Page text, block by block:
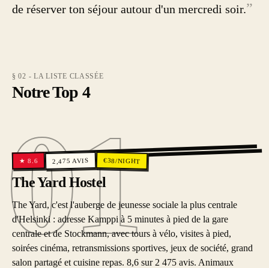
de réserver ton séjour autour d'un mercredi soir.”
§ 02 - LA LISTE CLASSÉE
Notre Top 4
01
01
★8.6 2,475 AVIS €38/NIGHT
The Yard Hostel
The Yard, c'est l'auberge de jeunesse sociale la plus centrale
d'Helsinki : adresse Kamppi à 5 minutes à pied de la gare
centrale et de Stockmann, avec tours à vélo, visites à pied,
soirées cinéma, retransmissions sportives, jeux de société, grand
salon partagé et cuisine repas. 8,6 sur 2 475 avis. Animaux